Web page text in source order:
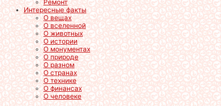
Ремонт
Интересные факты
О вещах
О вселенной
О животных
О истории
О монументах
О природе
О разном
О странах
О технике
О финансах
О человеке